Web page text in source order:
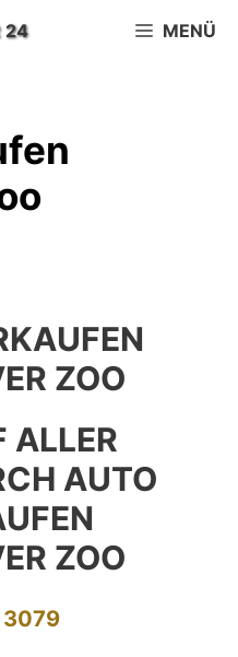
24 MENÜ
ZOO
ALLER
AUTO
ZOO